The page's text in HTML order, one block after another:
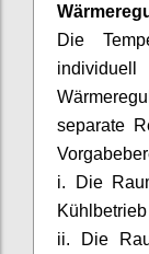
Die
separate
i. Die
ii. Die